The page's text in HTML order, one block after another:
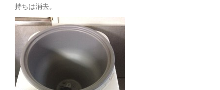
持ちは消去。